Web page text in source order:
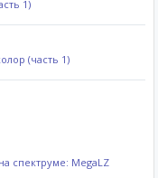
1)
(часть 1)
спектруме: MegaLZ